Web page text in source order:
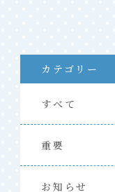
カテゴリー
すべて
重要
お知らせ